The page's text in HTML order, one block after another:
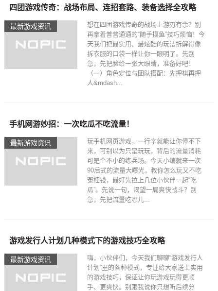
最新游戏资讯
四团游戏传奇：战场布局、连招套路、装备选择全攻略
想在四团游戏传奇的战场上游刃有余？别
再拿着普普通通的“随手摸鱼”技巧烦恼！今
天我们把最实用、最炫酷的玩法拆解得像
拆衣服的口袋一样让你一眼明了。先别
急，先把脸给一张大眼睛，准备好吧！
（一）角色定位与团队搭配：先押棋再押
人&mdash...
最新游戏资讯
手机网游妙招：一次吃瓜不吃流量！
玩手机网页游戏，一行字就能让你停不下
来，可别以为只是玩玩，背后的流量消耗
可是个不小的练兵场。今天小编就来一次
90后式的流量大曝光，教你怎么玩又不吃
冤枉钱，最好先拉上几位小伙伴一起“吃
瓜”。先说一句，渴望一局爽快战斗？别
急，先把流量吃哪儿...
最新游戏资讯
游戏发行人计划几种模式下的游戏技巧全攻略
嗨，小伙伴们，今天我们聊聊“游戏发行人
计划”里的各种模式，专注给大家送上实用
的游戏技巧，保证让你玩游戏玩得更顺
手、更爽快。别跟我说你只想听后续分